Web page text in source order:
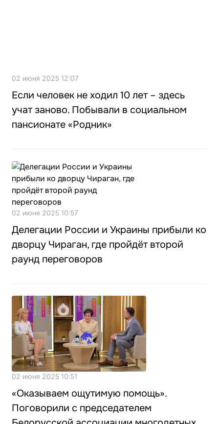
02 июня 2025 12:07
Если человек не ходил 10 лет – здесь
учат заново. Побывали в социальном
пансионате «Родник»
02 июня 2025 10:57
Делегации России и Украины прибыли ко
дворцу Чираган, где пройдёт второй
раунд переговоров
02 июня 2025 10:51
«Оказываем ощутимую помощь».
Поговорили с председателем